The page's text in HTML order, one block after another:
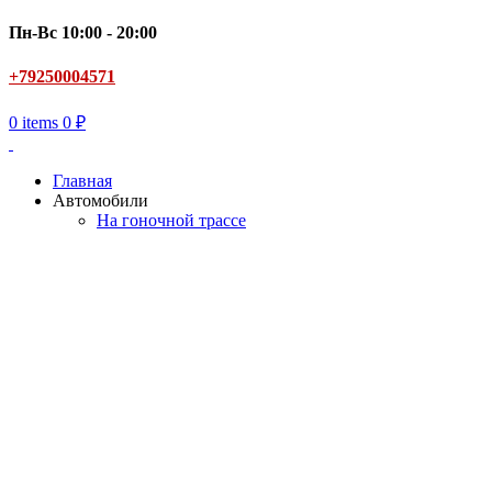
Пн-Вс 10:00 - 20:00
+79250004571
0 items 0 ₽
Главная
Автомобили
На гоночной трассе